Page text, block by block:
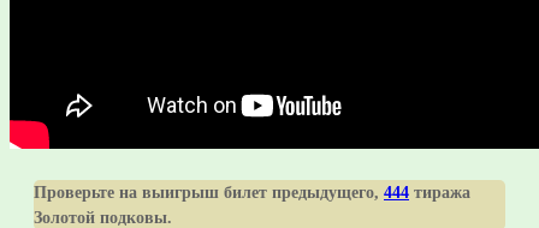
Проверьте на выигрыш билет предыдущего, 444 тиража
Золотой подковы.